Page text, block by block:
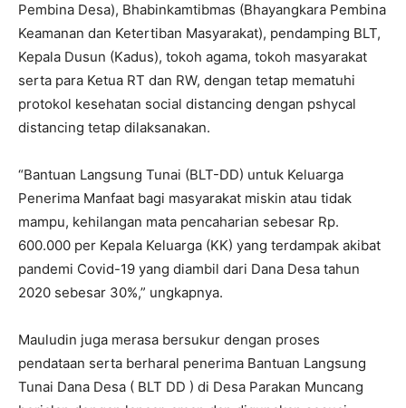
Pembina Desa), Bhabinkamtibmas (Bhayangkara Pembina
Keamanan dan Ketertiban Masyarakat), pendamping BLT,
Kepala Dusun (Kadus), tokoh agama, tokoh masyarakat
serta para Ketua RT dan RW, dengan tetap mematuhi
protokol kesehatan social distancing dengan pshycal
distancing tetap dilaksanakan.
“Bantuan Langsung Tunai (BLT-DD) untuk Keluarga
Penerima Manfaat bagi masyarakat miskin atau tidak
mampu, kehilangan mata pencaharian sebesar Rp.
600.000 per Kepala Keluarga (KK) yang terdampak akibat
pandemi Covid-19 yang diambil dari Dana Desa tahun
2020 sebesar 30%,” ungkapnya.
Mauludin juga merasa bersukur dengan proses
pendataan serta berharal penerima Bantuan Langsung
Tunai Dana Desa ( BLT DD ) di Desa Parakan Muncang